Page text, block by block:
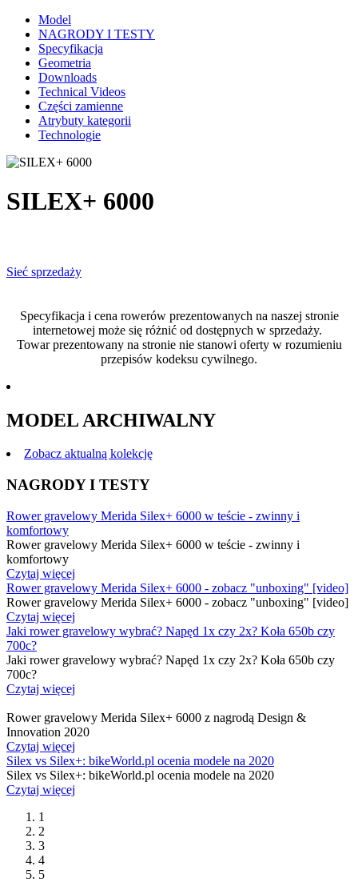
Model
NAGRODY I TESTY
Specyfikacja
Geometria
Downloads
Technical Videos
Części zamienne
Atrybuty kategorii
Technologie
SILEX+ 6000
Sieć sprzedaży
Specyfikacja i cena rowerów prezentowanych na naszej stronie
internetowej może się różnić od dostępnych w sprzedaży.
Towar prezentowany na stronie nie stanowi oferty w rozumieniu
przepisów kodeksu cywilnego.
MODEL ARCHIWALNY
Zobacz aktualną kolekcję
NAGRODY I TESTY
Rower gravelowy Merida Silex+ 6000 w teście - zwinny i
komfortowy
Rower gravelowy Merida Silex+ 6000 w teście - zwinny i
komfortowy
Czytaj więcej
Rower gravelowy Merida Silex+ 6000 - zobacz "unboxing" [video]
Rower gravelowy Merida Silex+ 6000 - zobacz "unboxing" [video]
Czytaj więcej
Jaki rower gravelowy wybrać? Napęd 1x czy 2x? Koła 650b czy
700c?
Jaki rower gravelowy wybrać? Napęd 1x czy 2x? Koła 650b czy
700c?
Czytaj więcej
Rower gravelowy Merida Silex+ 6000 z nagrodą Design &
Innovation 2020
Czytaj więcej
Silex vs Silex+: bikeWorld.pl ocenia modele na 2020
Silex vs Silex+: bikeWorld.pl ocenia modele na 2020
Czytaj więcej
1
2
3
4
5